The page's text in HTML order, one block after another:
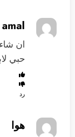
amal
ان
حبي
رد
هوا